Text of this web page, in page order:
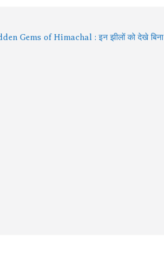
Gems of Himachal : इन झीलों को देखे बिना